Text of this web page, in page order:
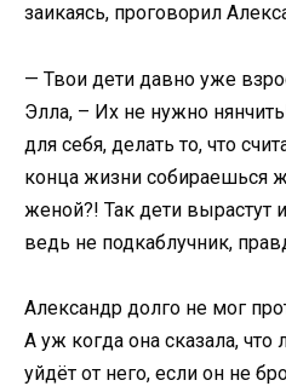
заикаясь, проговорил
— Твои дети давно уже
Элла, – Их не нужно
для себя, делать то, что
конца жизни собираешься
женой?! Так дети вырастут
ведь не подкаблучник,
Александр долго не мог
А уж когда она сказала,
уйдёт от него, если он не